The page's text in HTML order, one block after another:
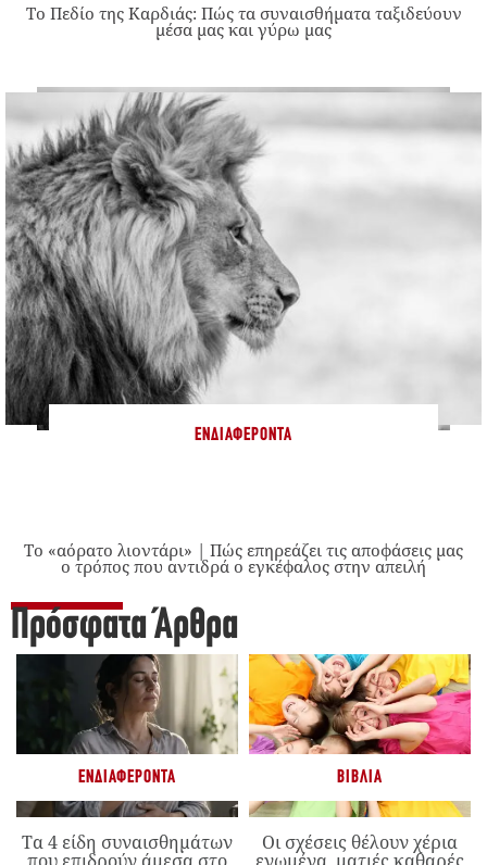
Το Πεδίο της Καρδιάς: Πώς τα συναισθήματα ταξιδεύουν
μέσα μας και γύρω μας
ΕΝΔΙΑΦΈΡΟΝΤΑ
Το «αόρατο λιοντάρι» | Πώς επηρεάζει τις αποφάσεις μας
ο τρόπος που αντιδρά ο εγκέφαλος στην απειλή
Πρόσφατα Άρθρα
ΕΝΔΙΑΦΈΡΟΝΤΑ
Τα 4 είδη συναισθημάτων
ΒΙΒΛΊΑ
Οι σχέσεις θέλουν χέρια